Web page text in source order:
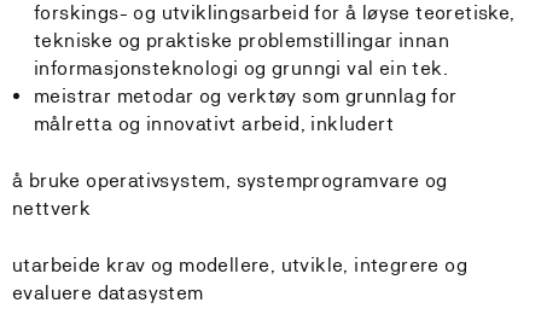
forskings- og utviklingsarbeid for å løyse teoretiske,
tekniske og praktiske problemstillingar innan
informasjonsteknologi og grunngi val ein tek.
meistrar metodar og verktøy som grunnlag for
målretta og innovativt arbeid, inkludert
å bruke operativsystem, systemprogramvare og
nettverk
utarbeide krav og modellere, utvikle, integrere og
evaluere datasystem